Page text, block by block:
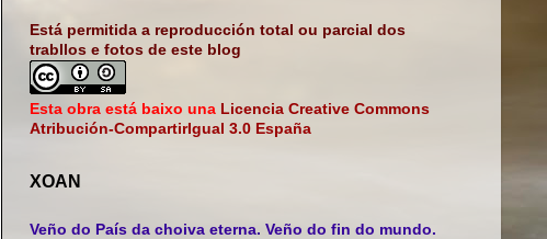
Está permitida a reproducción total ou parcial dos
trabllos e fotos de este blog
Esta obra está baixo una Licencia Creative Commons
Atribución-CompartirIgual 3.0 España
XOAN
Veño do País da choiva eterna. Veño do fin do mundo.